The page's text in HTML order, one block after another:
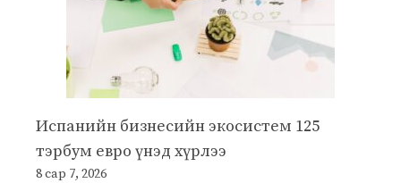
Испанийн бизнесийн экосистем 125
тэрбум евро үнэд хүрлээ
8 сар 7, 2026